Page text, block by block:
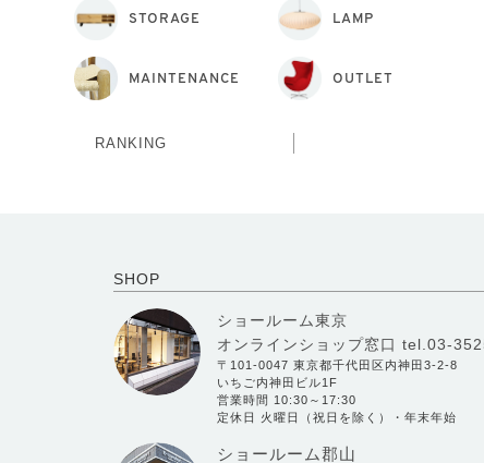
STORAGE LAMP
MAINTENANCE OUTLET
RANKING
SHOP
ショールーム東京
オンラインショップ窓口 tel.03-
〒101-0047 東京都千代田区内神田3-2-8
いちご内神田ビル1F
営業時間 10:30～17:30
定休日 火曜日（祝日を除く）・年末年始
ショールーム郡山